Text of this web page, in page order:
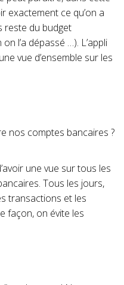
exactement ce qu’on a
reste du budget
l’a dépassé …). L’appli
vue d’ensemble sur les
nos comptes bancaires ?
une vue sur tous les
Tous les jours,
transactions et les
façon, on évite les